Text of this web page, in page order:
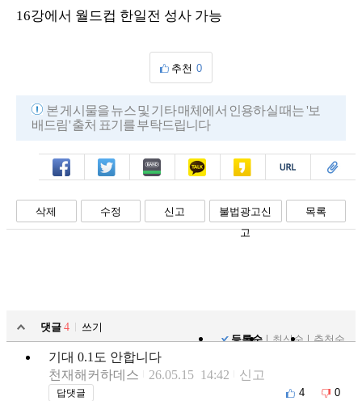
16강에서 월드컵 한일전 성사 가능
추천 0
본 게시물을 뉴스 및 기타 매체에서 인용하실 때는 '보
배드림' 출처 표기를 부탁드립니다
페북 트윗 밴드 카톡 카스 복사 스크랩
삭제 수정 신고
불법광고신
고
목록
댓글 4
쓰기
등록순
최신순 추천순
기대 0.1도 안합니다
천재해커하데스
26.05.15 14:42 신고
답댓글 4 0